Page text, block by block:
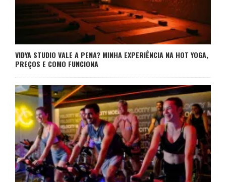
VIDYA STUDIO VALE A PENA? MINHA EXPERIÊNCIA NA HOT YOGA,
PREÇOS E COMO FUNCIONA